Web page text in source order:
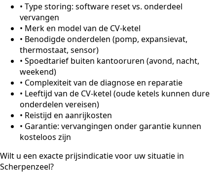
• Type storing: software reset vs. onderdeel
vervangen
• Merk en model van de CV-ketel
• Benodigde onderdelen (pomp, expansievat,
thermostaat, sensor)
• Spoedtarief buiten kantooruren (avond, nacht,
weekend)
• Complexiteit van de diagnose en reparatie
• Leeftijd van de CV-ketel (oude ketels kunnen dure
onderdelen vereisen)
• Reistijd en aanrijkosten
• Garantie: vervangingen onder garantie kunnen
kosteloos zijn
Wilt u een exacte prijsindicatie voor uw situatie in
Scherpenzeel?